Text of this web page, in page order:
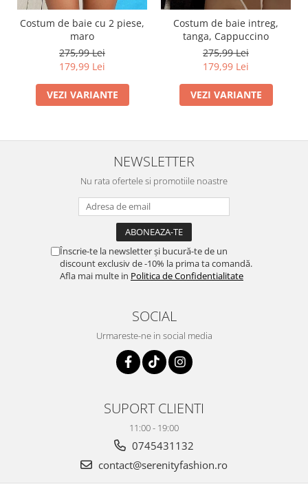
Costum de baie cu 2 piese,
maro
275,99 Lei
179,99 Lei
VEZI VARIANTE
Costum de baie intreg,
tanga, Cappuccino
275,99 Lei
179,99 Lei
VEZI VARIANTE
NEWSLETTER
Nu rata ofertele si promotiile noastre
Înscrie-te la newsletter și bucură-te de un
discount exclusiv de -10% la prima ta comandă.
Afla mai multe in Politica de Confidentialitate
SOCIAL
Urmareste-ne in social media
SUPORT CLIENTI
11:00 - 19:00
0745431132
contact@serenityfashion.ro